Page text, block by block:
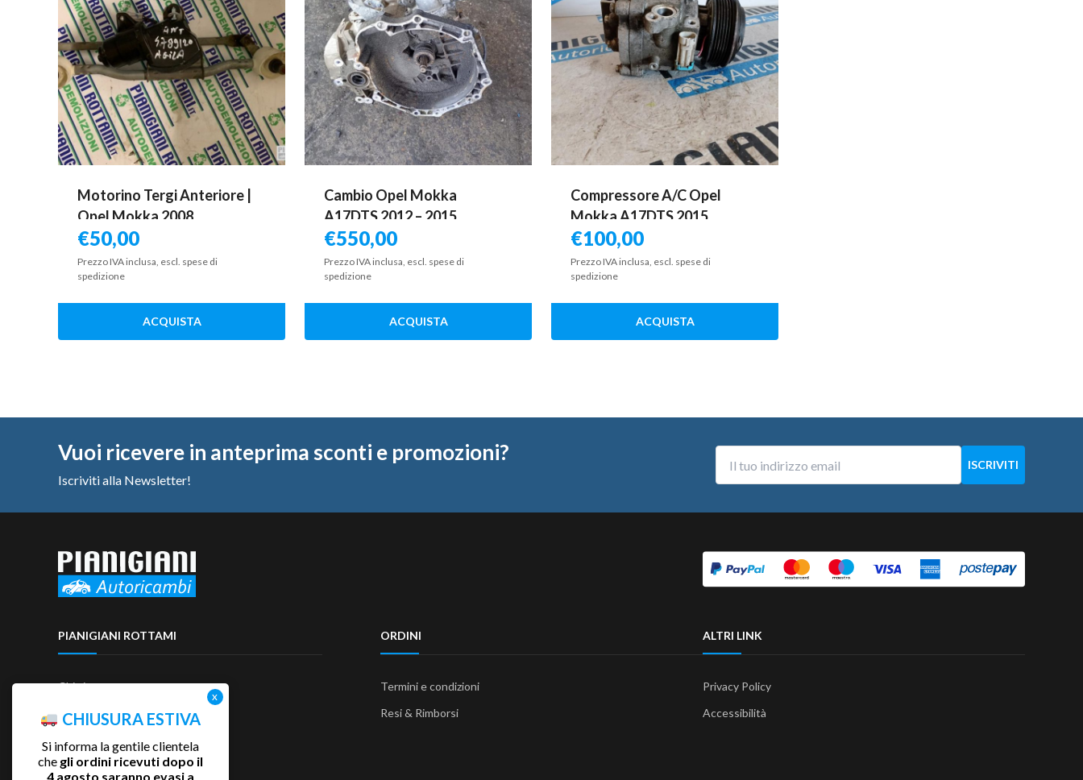
Motorino Tergi Anteriore |
Opel Mokka 2008
€50,00
Prezzo IVA inclusa, escl. spese di
spedizione
ACQUISTA
Cambio Opel Mokka
A17DTS 2012 – 2015
€550,00
Prezzo IVA inclusa, escl. spese di
spedizione
ACQUISTA
Compressore A/C Opel
Mokka A17DTS 2015
€100,00
Prezzo IVA inclusa, escl. spese di
spedizione
ACQUISTA
Vuoi ricevere in anteprima sconti e promozioni?
Iscriviti alla Newsletter!
PIANIGIANI ROTTAMI
Chi siamo
Contattaci
ORDINI
Termini e condizioni
Resi & Rimborsi
ALTRI LINK
Privacy Policy
Accessibilità
CHIUSURA ESTIVA
Si informa la gentile clientela
che gli ordini ricevuti dopo il
4 agosto saranno evasi a